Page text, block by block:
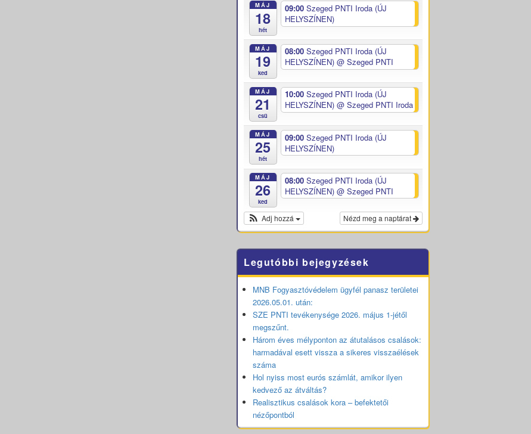
MÁJ
18
hét
09:00 Szeged PNTI Iroda (ÚJ
HELYSZÍNEN)
MÁJ
19
ked
08:00 Szeged PNTI Iroda (ÚJ
HELYSZÍNEN) @ Szeged PNTI
MÁJ
21
csü
10:00 Szeged PNTI Iroda (ÚJ
HELYSZÍNEN) @ Szeged PNTI Iroda
MÁJ
25
hét
09:00 Szeged PNTI Iroda (ÚJ
HELYSZÍNEN)
MÁJ
26
ked
08:00 Szeged PNTI Iroda (ÚJ
HELYSZÍNEN) @ Szeged PNTI
Nézd meg a naptárat
Adj hozzá
Legutóbbi bejegyzések
MNB Fogyasztóvédelem ügyfél panasz területei
2026.05.01. után:
SZE PNTI tevékenysége 2026. május 1-jétől
megszűnt.
Három éves mélyponton az átutalásos csalások:
harmadával esett vissza a sikeres visszaélések
száma
Hol nyiss most eurós számlát, amikor ilyen
kedvező az átváltás?
Realisztikus csalások kora – befektetői
nézőpontból